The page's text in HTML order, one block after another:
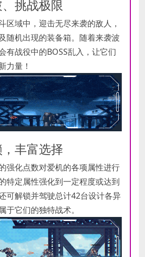
挑战极限
区域中，迎击无尽来袭的敌人，
随机出现的装备箱。随着来袭波
有战役中的BOSS乱入，让它们
力量！
丰富选择
强化点数对爱机的各项属性进行
特定属性强化到一定程度或达到
可解锁并驾驶总计42台设计各异
于它们的独特战术。